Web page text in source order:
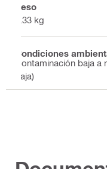
Peso
0.33 kg
Condiciones
Contaminación baja
baja)